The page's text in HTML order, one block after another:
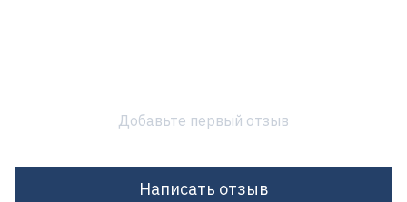
Добавьте первый отзыв
Написать отзыв